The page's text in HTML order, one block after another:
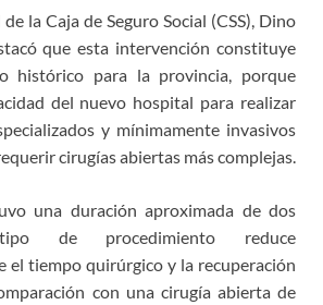
la Caja de Seguro Social (CSS), Dino
que esta intervención constituye
histórico para la provincia, porque
del nuevo hospital para realizar
y mínimamente invasivos
cirugías abiertas más complejas.
una duración aproximada de dos
de procedimiento reduce
el tiempo quirúrgico y la recuperación
con una cirugía abierta de